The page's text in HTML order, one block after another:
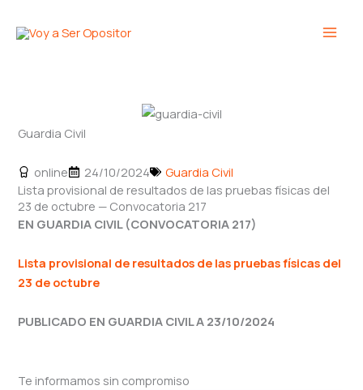
Guardia Civil
online 24/10/2024
Guardia Civil
Lista provisional de resultados de las pruebas físicas del
23 de octubre — Convocatoria 217
EN GUARDIA CIVIL (CONVOCATORIA 217)
Lista provisional de resultados de las pruebas físicas del
23 de octubre
PUBLICADO EN GUARDIA CIVIL A 23/10/2024
Te informamos sin compromiso